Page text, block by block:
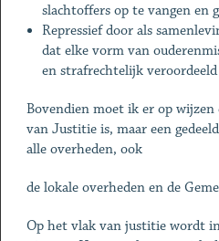
slachtoffers op te vangen en
Repressief door als
dat elke vorm van
en strafrechtelijk
Bovendien moet ik er op
van Justitie is, maar een
alle overheden, ook
de lokale overheden en de
Op het vlak van justitie wordt